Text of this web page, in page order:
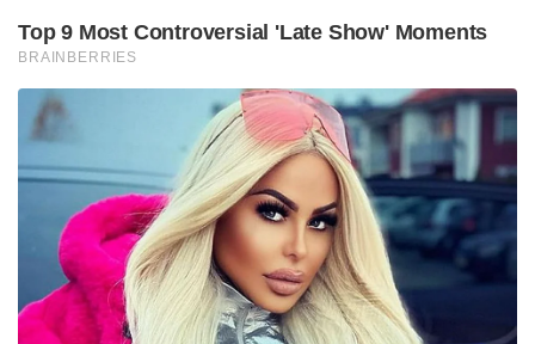
നൽകിക്കഴിഞ്ഞുവെന്നും ശാസ്ത്രി കൂട്ടിച്ചേർത്തു. രവി
ശാസ്ത്രിയെപ്പോലെയുള്ള മുതിർന്ന ക്രിക്കറ്റ്
പണ്ഡിതന്മാരുടെ പിന്തുണ സഞ്ജു സാംസൺ എന്ന
താരത്തിന്റെ അന്താരാഷ്ട്ര തലത്തിലുള്ള മൂല്യം
എത്രത്തോളം ഉയർന്നുവെന്ന് കാണിക്കുന്നു.
sanju samson ravi shasthri CSK ipl 2026